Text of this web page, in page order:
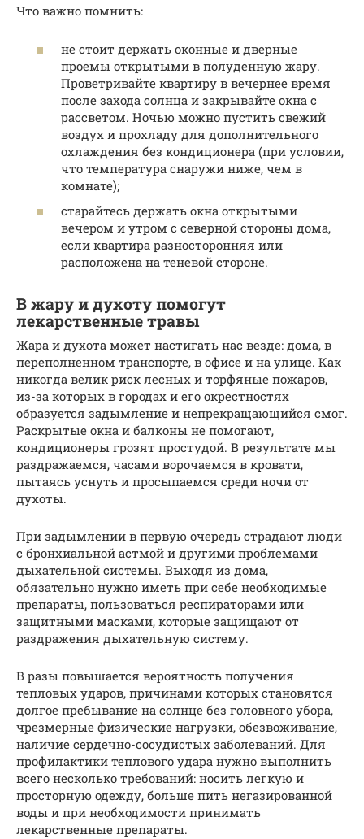
Что важно помнить:
не стоит держать оконные и дверные
проемы открытыми в полуденную жару.
Проветривайте квартиру в вечернее время
после захода солнца и закрывайте окна с
рассветом. Ночью можно пустить свежий
воздух и прохладу для дополнительного
охлаждения без кондиционера (при условии,
что температура снаружи ниже, чем в
комнате);
старайтесь держать окна открытыми
вечером и утром с северной стороны дома,
если квартира разносторонняя или
расположена на теневой стороне.
В жару и духоту помогут
лекарственные травы
Жара и духота может настигать нас везде: дома, в
переполненном транспорте, в офисе и на улице. Как
никогда велик риск лесных и торфяные пожаров,
из-за которых в городах и его окрестностях
образуется задымление и непрекращающийся смог.
Раскрытые окна и балконы не помогают,
кондиционеры грозят простудой. В результате мы
раздражаемся, часами ворочаемся в кровати,
пытаясь уснуть и просыпаемся среди ночи от
духоты.
При задымлении в первую очередь страдают люди
с бронхиальной астмой и другими проблемами
дыхательной системы. Выходя из дома,
обязательно нужно иметь при себе необходимые
препараты, пользоваться респираторами или
защитными масками, которые защищают от
раздражения дыхательную систему.
В разы повышается вероятность получения
тепловых ударов, причинами которых становятся
долгое пребывание на солнце без головного убора,
чрезмерные физические нагрузки, обезвоживание,
наличие сердечно-сосудистых заболеваний. Для
профилактики теплового удара нужно выполнить
всего несколько требований: носить легкую и
просторную одежду, больше пить негазированной
воды и при необходимости принимать
лекарственные препараты.